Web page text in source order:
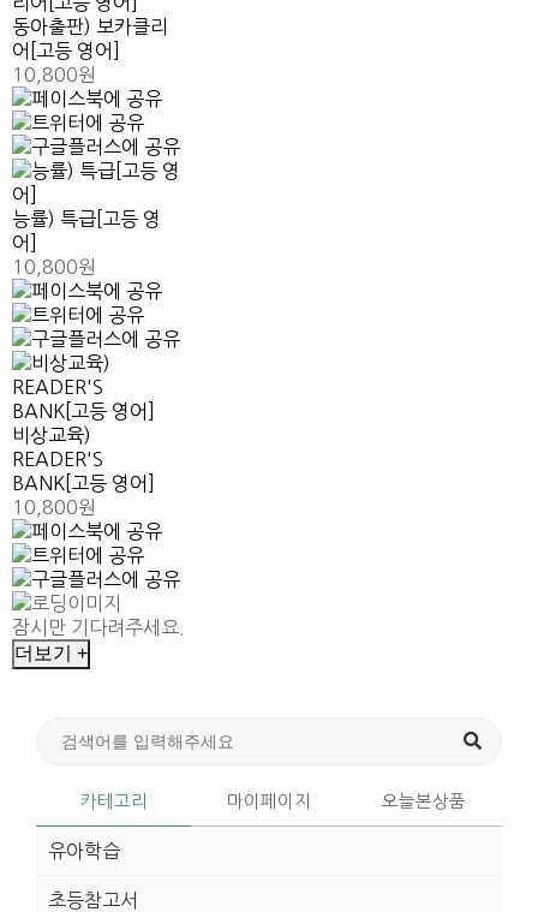
동아출판) 보카클리
어[고등 영어]
10,800원
능률) 특급[고등 영
어]
10,800원
비상교육)
READER'S
BANK[고등 영어]
10,800원
잠시만 기다려주세요.
더보기 +
카테고리 마이페이지 오늘본상품
유아학습
초등참고서